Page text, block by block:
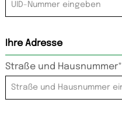
Ihre Adresse
Straße und Hausnummer*